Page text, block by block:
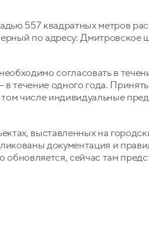
557 квадратных метров
по адресу: Дмитровское
согласовать в
в течение одного года.
числе индивидуальные
выставленных на
документация и
обновляется, сейчас там